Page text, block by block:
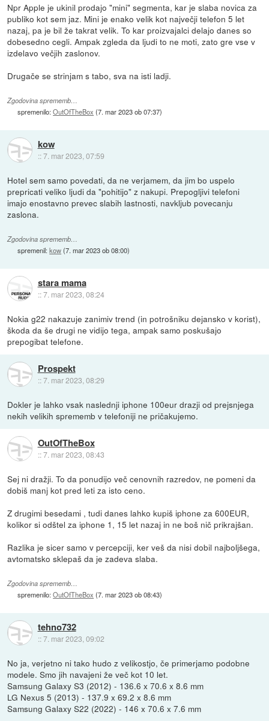
Npr Apple je ukinil prodajo "mini" segmenta, kar je slaba novica za
publiko kot sem jaz. Mini je enako velik kot največji telefon 5 let
nazaj, pa je bil že takrat velik. To kar proizvajalci delajo danes so
dobesedno cegli. Ampak zgleda da ljudi to ne moti, zato gre vse v
izdelavo večjih zaslonov.
Drugače se strinjam s tabo, sva na isti ladji.
Zgodovina sprememb…
spremenilo:OutOfTheBox (7. mar 2023 ob 07:37)
kow
::7. mar 2023, 07:59
Hotel sem samo povedati, da ne verjamem, da jim bo uspelo
prepricati veliko ljudi da "pohitijo" z nakupi. Prepogljivi telefoni
imajo enostavno prevec slabih lastnosti, navkljub povecanju
zaslona.
Zgodovina sprememb…
spremenil:kow(7. mar 2023 ob 08:00)
stara mama
::7. mar 2023, 08:24
Nokia g22 nakazuje zanimiv trend (in potrošniku dejansko v korist),
škoda da še drugi ne vidijo tega, ampak samo poskušajo
prepogibat telefone.
Prospekt
::7. mar 2023, 08:29
Dokler je lahko vsak naslednji iphone 100eur drazji od prejsnjega
nekih velikih sprememb v telefoniji ne pričakujemo.
OutOfTheBox
::7. mar 2023, 08:43
Sej ni dražji. To da ponudijo več cenovnih razredov, ne pomeni da
dobiš manj kot pred leti za isto ceno.
Z drugimi besedami , tudi danes lahko kupiš iphone za 600EUR,
kolikor si odštel za iphone 1, 15 let nazaj in ne boš nič prikrajšan.
Razlika je sicer samo v percepciji, ker veš da nisi dobil najboljšega,
avtomatsko sklepaš da je zadeva slaba.
Zgodovina sprememb…
spremenilo:OutOfTheBox (7. mar 2023 ob 08:43)
tehno732
::7. mar 2023, 09:02
No ja, verjetno ni tako hudo z velikostjo, če primerjamo podobne
modele. Smo jih navajeni že več kot 10 let.
Samsung Galaxy S3 (2012) - 136.6 x 70.6 x 8.6 mm
LG Nexus 5 (2013) - 137.9 x 69.2 x 8.6 mm
Samsung Galaxy S22 (2022) - 146 x 70.6 x 7.6 mm